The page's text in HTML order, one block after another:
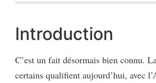
Introduction
C’est un fait désormais bien connu.
certains qualifient aujourd’hui, avec